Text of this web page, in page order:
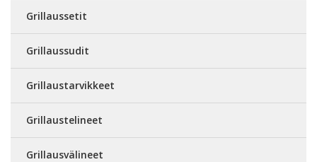
Grillaussetit
Grillaussudit
Grillaustarvikkeet
Grillaustelineet
Grillausvälineet